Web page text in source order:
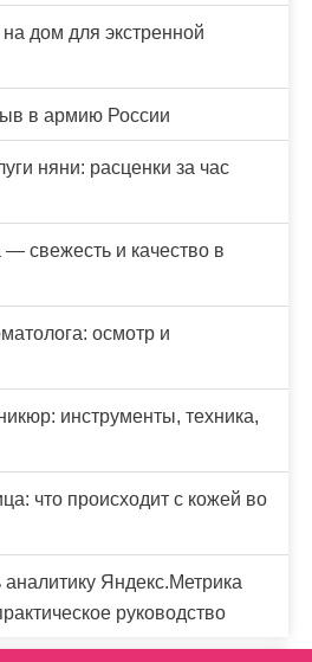
дом для экстренной
в армию России
няни: расценки за час
свежесть и качество в
осмотр и
инструменты, техника,
что происходит с кожей во
аналитику Яндекс.Метрика
руководство